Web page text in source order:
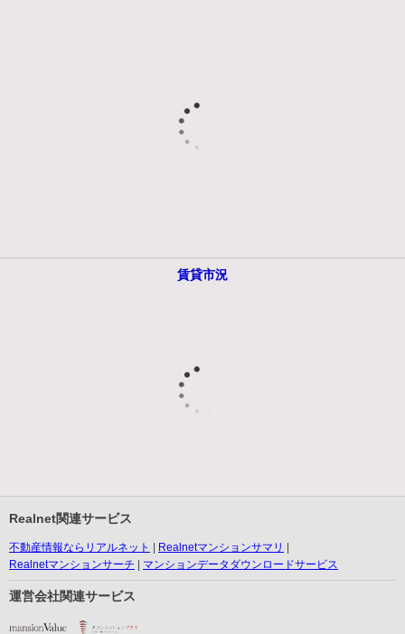
賃貸市況
Realnet関連サービス
不動産情報ならリアルネット
Realnetマンションサマリ
Realnetマンションサーチ
マンションデータダウンロードサービス
運営会社関連サービス